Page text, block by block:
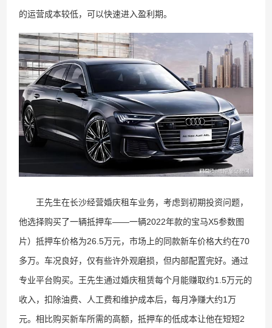
的运营成本较低，可以快速进入盈利期。
王先生在长沙经营婚庆租车业务，考虑到初期投资问题，
他选择购买了一辆抵押车——一辆2022年款的宝马X5参数图
片）抵押车价格为26.5万元，市场上的同款新车价格大约在70
多万。车况良好，仅有些许外观磨损，但内部配置完好。通过
专业平台购买。王先生通过婚庆租赁每个月能赚取约1.5万元的
收入，扣除油费、人工费和维护成本后，每月净赚大约1万
元。相比购买新车所需的高额，抵押车的低成本让他在短短2